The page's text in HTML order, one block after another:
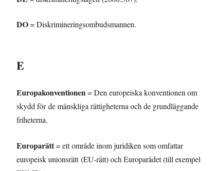
DO= Diskrimineringsombudsmannen.
E
Europakonventionen= Den europeiska konventionen om
skydd för de mänskliga rättigheterna och de grundläggande
friheterna.
Europarätt= ett område inom juridiken som omfattar
europeisk unionsrätt (EU-rätt) och Europarådet (till exempel